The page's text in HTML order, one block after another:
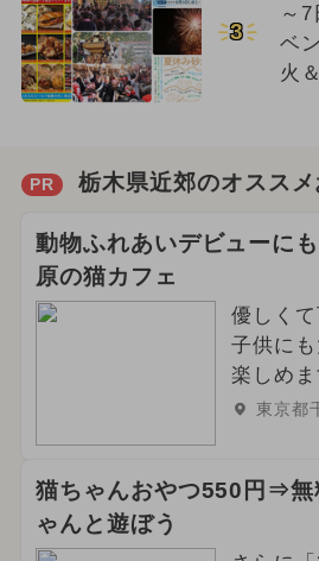
3
～
ベ
火
PR 栃木県近郊のオスス
動物ふれあいデビューに
原の猫カフェ
優しく
子供に
楽しめま
東京都
猫ちゃんおやつ550円⇒無
ゃんと遊ぼう